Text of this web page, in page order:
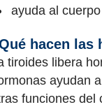
ayuda al
hacen las
tiroides libera
ayudan
funciones del